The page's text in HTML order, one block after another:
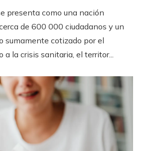
presenta como una nación
de 600 000 ciudadanos y un
sumamente cotizado por el
a la crisis sanitaria, el territor...